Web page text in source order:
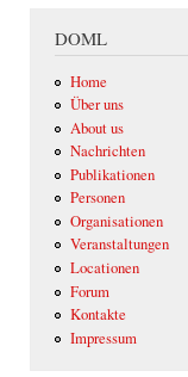
DOML
Home
Über uns
About us
Nachrichten
Publikationen
Personen
Organisationen
Veranstaltungen
Locationen
Forum
Kontakte
Impressum